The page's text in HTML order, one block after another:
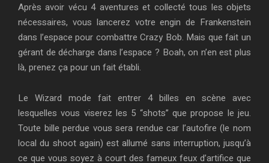
Après avoir vécu 4 aventures et collecté tous les objets
nécessaires, vous lancerez votre engin de Frankenstein
dans l’espace pour combattre Crazy Bob. Mais que fait un
gérant de décharge dans l’espace ? Boah, on n’en est plus
là, prenez ça pour un fait établi.
Le Wizard mode fait entrer 4 billes en scène avec
lesquelles vous viserez les 5 “shots” que propose le jeu.
Toute bille perdue vous sera rendue car l’autofire (le nom
local du shoot again) est allumé sans interruption, jusqu’à
ce que vous soyez à court des fameux feux d’artifice que